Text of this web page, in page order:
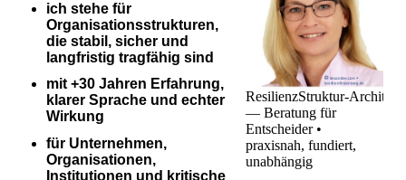
— Beratung für
Entscheider •
praxisnah, fundiert,
unabhängig
ich stehe für
Organisationsstrukturen,
die stabil, sicher und
langfristig tragfähig sind
mit +30 Jahren Erfahrung,
klarer Sprache und echter
Wirkung
für Unternehmen,
Organisationen,
Institutionen und kritische